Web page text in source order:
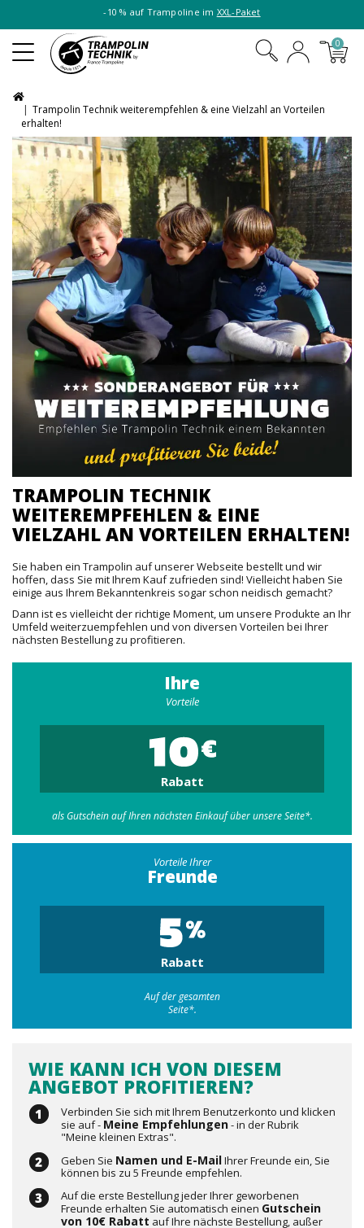
-10 % auf Trampoline imXXL-Paket
0
Trampolin Technik weiterempfehlen & eine Vielzahl an Vorteilen
erhalten!
TRAMPOLIN TECHNIK
WEITEREMPFEHLEN & EINE
VIELZAHL AN VORTEILEN ERHALTEN!
Sie haben ein Trampolin auf unserer Webseite bestellt und wir
hoffen, dass Sie mit Ihrem Kauf zufrieden sind! Vielleicht haben Sie
einige aus Ihrem Bekanntenkreis sogar schon neidisch gemacht?
Dann ist es vielleicht der richtige Moment, um unsere Produkte an Ihr
Umfeld weiterzuempfehlen und von diversen Vorteilen bei Ihrer
nächsten Bestellung zu profitieren.
Ihre
Vorteile
Rabatt
als Gutschein auf Ihren nächsten Einkauf über unsere Seite*.
Vorteile Ihrer
Freunde
Rabatt
Auf der gesamten
Seite*.
WIE KANN ICH VON DIESEM
ANGEBOT PROFITIEREN?
Verbinden Sie sich mit Ihrem Benutzerkonto und klicken
sie auf - Meine Empfehlungen- in der Rubrik
"Meine kleinen Extras".
Geben Sie Namen und E-MailIhrer Freunde ein, Sie
können bis zu 5 Freunde empfehlen.
Auf die erste Bestellung jeder Ihrer geworbenen
Freunde erhalten Sie automatisch einen Gutschein
von 10€ Rabatt auf Ihre nächste Bestellung, außer